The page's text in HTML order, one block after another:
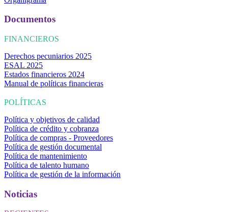
Documentos
FINANCIEROS
Derechos pecuniarios 2025
ESAL 2025
Estados financieros 2024
Manual de políticas financieras
POLÍTICAS
Política y objetivos de calidad
Política de crédito y cobranza
Política de compras - Proveedores
Política de gestión documental
Política de mantenimiento
Política de talento humano
Política de gestión de la información
Noticias